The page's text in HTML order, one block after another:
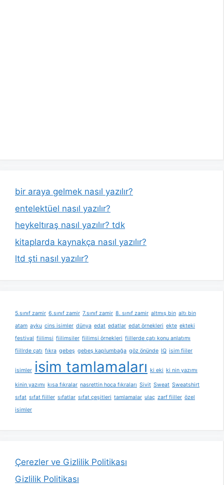
bir araya gelmek nasıl yazılır?
entelektüel nasıl yazılır?
heykeltıraş nasıl yazılır? tdk
kitaplarda kaynakça nasıl yazılır?
ltd şti nasıl yazılır?
5.sınıf zamir 6.sınıf zamir 7.sınıf zamir 8. sınıf zamir altmış bin altı bin
atam ayku cins isimler dünya edat edatlar edat örnekleri ekte ekteki
festival fiilimsi fiilimsiler fiilimsi örnekleri fiillerde çatı konu anlatımı
fiillrde çatı fıkra gebeş gebeş kaplumbağa göz önünde IQ isim fiiler
isimler isim tamlamaları ki eki ki nin yazımı
kinin yazımı kısa fıkralar nasrettin hoca fıkraları Sivit Sweat Sweatshirt
sıfat sıfat fiiller sıfatlar sıfat çeşitleri tamlamalar ulaç zarf fiiller özel
isimler
Çerezler ve Gizlilik Politikası
Gizlilik Politikası